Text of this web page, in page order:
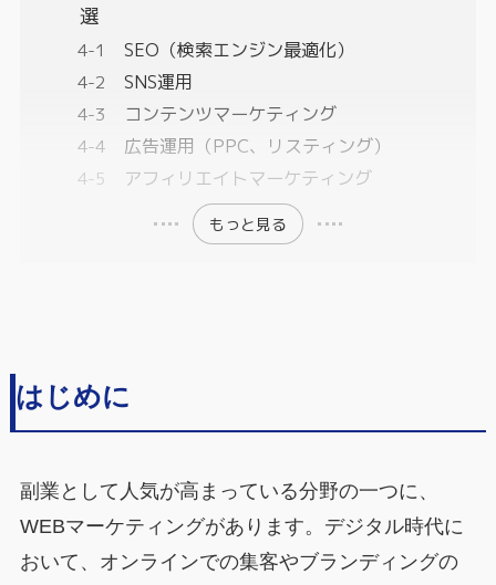
選
SEO（検索エンジン最適化）
SNS運用
コンテンツマーケティング
広告運用（PPC、リスティング）
アフィリエイトマーケティング
もっと見る
はじめに
副業として人気が高まっている分野の一つに、
WEBマーケティングがあります。デジタル時代に
おいて、オンラインでの集客やブランディングの